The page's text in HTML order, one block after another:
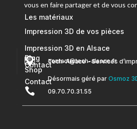
vous en faire partager et de vous
Les matériaux
Impression 3D de vos pièces
Impression 3D en Alsace
Contact
Blog
Shop
Contact
 contact@tech-alsace.fr
 Tech-Alsace – Services
Désormais géré par Osmoz
 09.70.70.31.55